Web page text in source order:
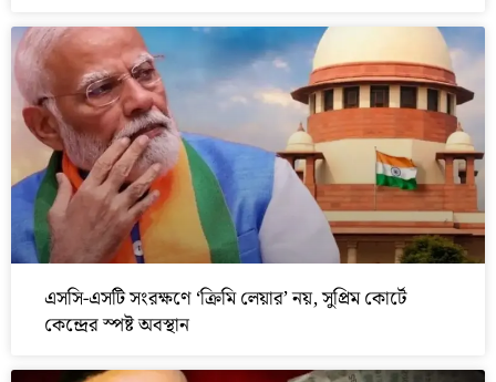
এসসি-এসটি সংরক্ষণে ‘ক্রিমি লেয়ার’ নয়, সুপ্রিম কোর্টে
কেন্দ্রের স্পষ্ট অবস্থান